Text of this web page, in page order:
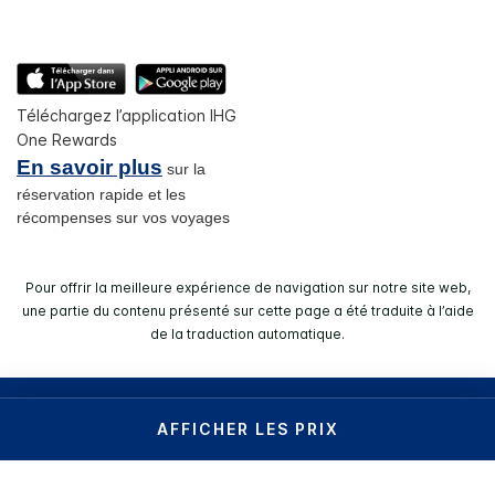
AFFICHER LES PRIX
Téléchargez l’application IHG
One Rewards
En savoir plus sur la
réservation rapide et les
récompenses sur vos voyages
Pour offrir la meilleure expérience de navigation sur notre site web,
une partie du contenu présenté sur cette page a été traduite à l’aide
de la traduction automatique.
des propriétés indépendantes et/ou sont gérés